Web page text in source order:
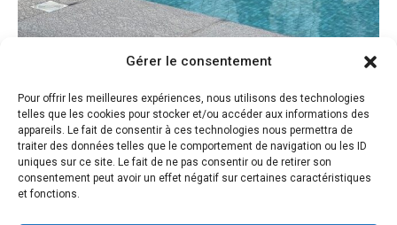
Gérer le consentement
Pour offrir les meilleures expériences, nous utilisons des technologies
telles que les cookies pour stocker et/ou accéder aux informations des
appareils. Le fait de consentir à ces technologies nous permettra de
traiter des données telles que le comportement de navigation ou les ID
uniques sur ce site. Le fait de ne pas consentir ou de retirer son
consentement peut avoir un effet négatif sur certaines caractéristiques
et fonctions.
Design d’une piscine minimaliste quartier
Bompart à Marseille
Jardins de ville, Piscines & SPA